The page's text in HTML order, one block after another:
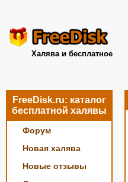
Халява и бесплатное
FreeDisk.ru: каталог
бесплатной халявы
Форум
Новая халява
Новые отзывы